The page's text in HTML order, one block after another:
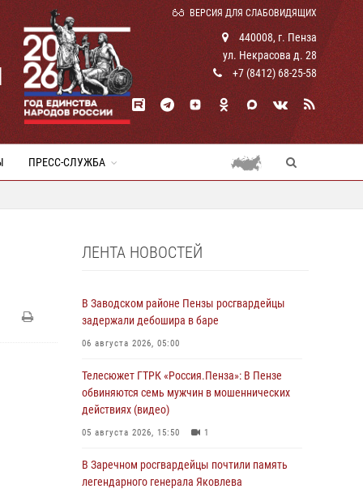
ВЕРСИЯ ДЛЯ СЛАБОВИДЯЩИХ
440008, г. Пенза
ул. Некрасова д. 28
+7 (8412) 68-25-58
ПРЕСС-СЛУЖБА
ЛЕНТА НОВОСТЕЙ
В Заводском районе Пензы росгвардейцы
задержали дебошира в баре
06 августа 2026, 05:00
Телесюжет ГТРК «Россия.Пенза»: В Пензе
обвиняются семь мужчин в мошеннических
действиях (видео)
05 августа 2026, 15:50 1
В Заречном росгвардейцы почтили память
легендарного генерала Яковлева